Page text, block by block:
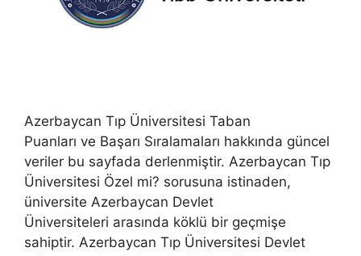
Azerbaycan Tıp Üniversitesi Taban
Puanları ve Başarı Sıralamaları hakkında güncel
veriler bu sayfada derlenmiştir. Azerbaycan Tıp
Üniversitesi Özel mi? sorusuna istinaden,
üniversite Azerbaycan Devlet
Üniversiteleri arasında köklü bir geçmişe
sahiptir. Azerbaycan Tıp Üniversitesi Devlet